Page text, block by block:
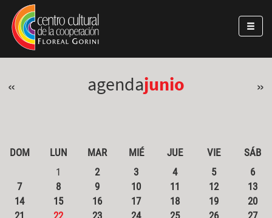
Pasar al contenido principal
Jump to main content
« agendajunio »
DOM LUN MAR MIÉ JUE VIE
SÁB
1
2 3 4 5
6
7
8 9 10 11 12
13
14
15 16 17 18 19
20
21
22 23 24 25 26
27